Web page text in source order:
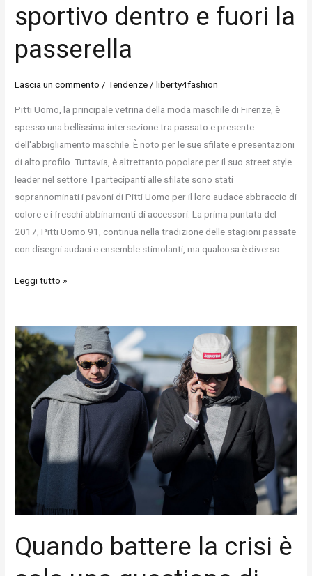
sportivo dentro e fuori la
passerella
Lascia un commento /Tendenze /liberty4fashion
Pitti Uomo, la principale vetrina della moda maschile di Firenze, è
spesso una bellissima intersezione tra passato e presente
dell'abbigliamento maschile. È noto per le sue sfilate e presentazioni
di alto profilo. Tuttavia, è altrettanto popolare per il suo street style
leader nel settore. I partecipanti alle sfilate sono stati
soprannominati i pavoni di Pitti Uomo per il loro audace abbraccio di
colore e i freschi abbinamenti di accessori. La prima puntata del
2017, Pitti Uomo 91, continua nella tradizione delle stagioni passate
con disegni audaci e ensemble stimolanti, ma qualcosa è diverso.
Leggi tutto »
Quando battere la crisi è
Quando
battere
la
crisi
solo
una
questione